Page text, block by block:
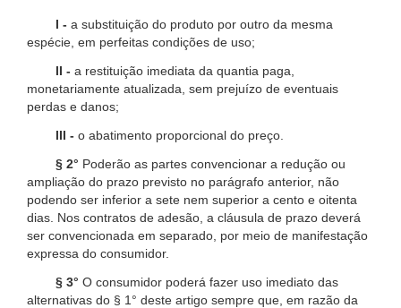
I - a substituição do produto por outro da mesma
espécie, em perfeitas condições de uso;
II - a restituição imediata da quantia paga,
monetariamente atualizada, sem prejuízo de eventuais
perdas e danos;
III - o abatimento proporcional do preço.
§ 2° Poderão as partes convencionar a redução ou
ampliação do prazo previsto no parágrafo anterior, não
podendo ser inferior a sete nem superior a cento e oitenta
dias. Nos contratos de adesão, a cláusula de prazo deverá
ser convencionada em separado, por meio de manifestação
expressa do consumidor.
§ 3° O consumidor poderá fazer uso imediato das
alternativas do § 1° deste artigo sempre que, em razão da